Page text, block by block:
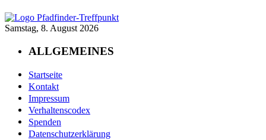
Samstag, 8. August 2026
ALLGEMEINES
Startseite
Kontakt
Impressum
Verhaltenscodex
Spenden
Datenschutzerklärung